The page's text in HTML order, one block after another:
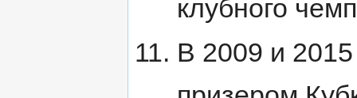
клубного
В 2009 и